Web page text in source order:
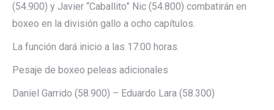
(54.900) y Javier “Caballito” Nic (54.800) combatirán en
boxeo en la división gallo a ocho capítulos.
La función dará inicio a las 17:00 horas.
Pesaje de boxeo peleas adicionales
Daniel Garrido (58.900) – Eduardo Lara (58.300)